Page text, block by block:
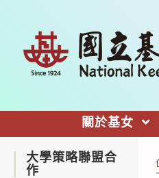
關於基女
大學策略聯盟合
作